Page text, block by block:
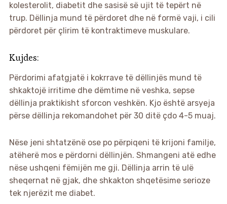
kolesterolit, diabetit dhe sasisë së ujit të tepërt në
trup. Dëllinja mund të përdoret dhe në formë vaji, i cili
përdoret për çlirim të kontraktimeve muskulare.
Kujdes:
Përdorimi afatgjatë i kokrrave të dëllinjës mund të
shkaktojë irritime dhe dëmtime në veshka, sepse
dëllinja praktikisht sforcon veshkën. Kjo është arsyeja
përse dëllinja rekomandohet për 30 ditë çdo 4-5 muaj.
Nëse jeni shtatzënë ose po përpiqeni të krijoni familje,
atëherë mos e përdorni dëllinjën. Shmangeni atë edhe
nëse ushqeni fëmijën me gji. Dëllinja arrin të ulë
sheqernat në gjak, dhe shkakton shqetësime serioze
tek njerëzit me diabet.